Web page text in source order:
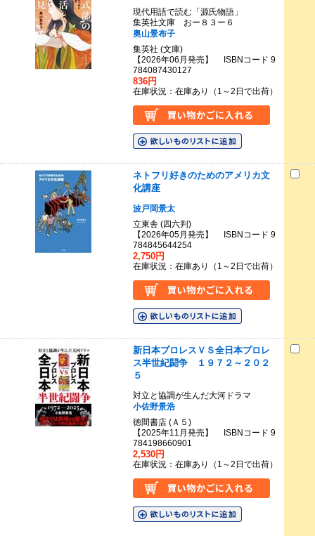
現代用語で読む「源氏物語」
集英社文庫 おー８３ー６
奥山景布子
集英社 (文庫)
【2026年06月発売】 ISBNコード 9
784087430127
836円
在庫状況：在庫あり（1～2日で出荷）
ネトフリ好きのためのアメリカ文
化講座
波戸岡景太
立東舎 (四六判)
【2026年05月発売】 ISBNコード 9
784845644254
2,750円
在庫状況：在庫あり（1～2日で出荷）
新日本プロレスＶＳ全日本プロレ
ス半世紀闘争 １９７２～２０２
５
対立と協調が生んだ大河ドラマ
小佐野景浩
徳間書店 (Ａ５)
【2025年11月発売】 ISBNコード 9
784198660901
2,530円
在庫状況：在庫あり（1～2日で出荷）